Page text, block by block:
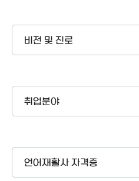
비전 및 진로
취업분야
언어재활사 자격증